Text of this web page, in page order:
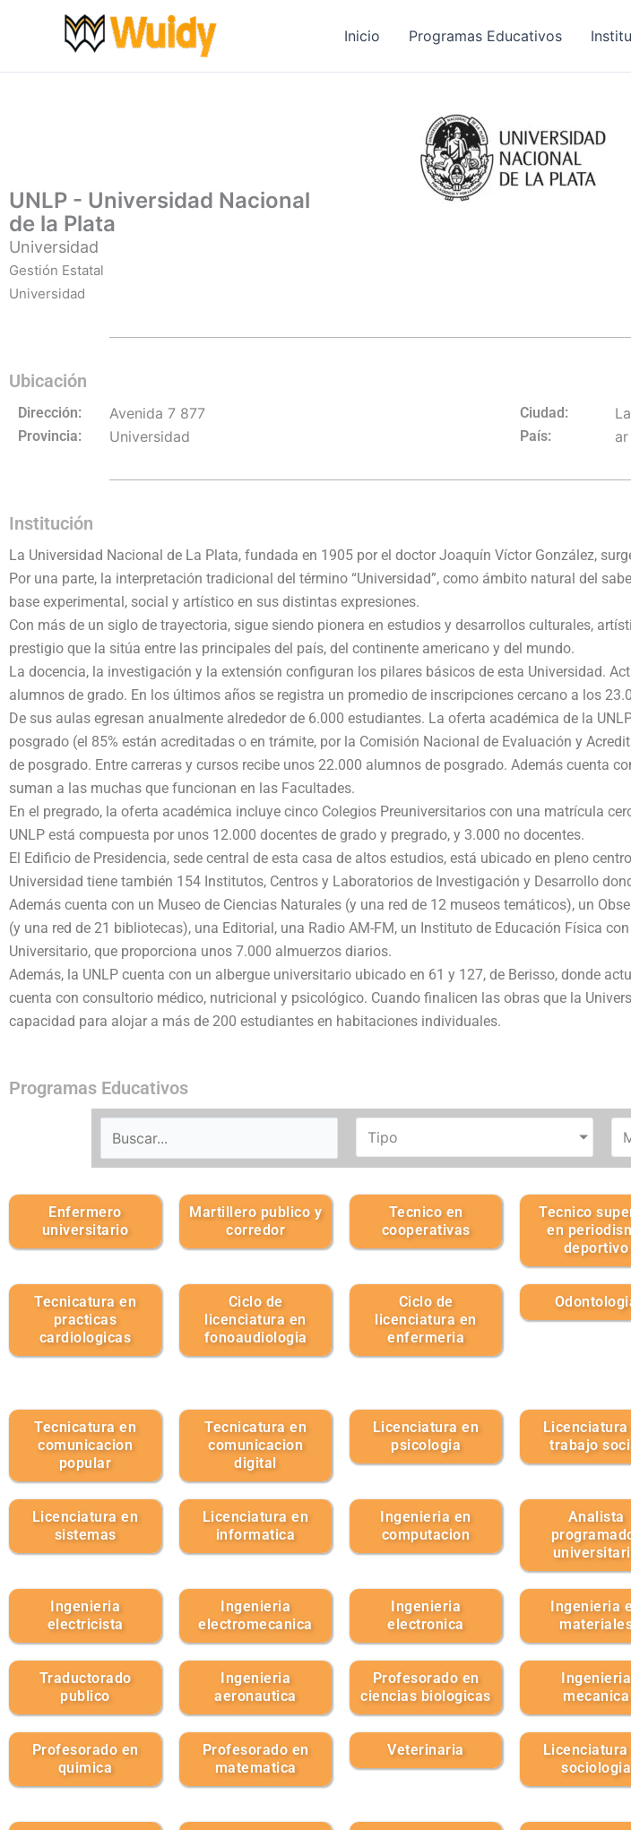
Inicio Programas Educativos
UNLP - Universidad Nacional
de la Plata
Universidad
Gestión Estatal
Universidad
Ubicación
Dirección: Avenida 7 877 Ciudad:
Provincia: Universidad País: ar
Institución
La Universidad Nacional de La Plata, fundada en 1905 por el doctor Joaquín Víctor González,
Por una parte, la interpretación tradicional del término “Universidad”, como ámbito natural del
base experimental, social y artístico en sus distintas expresiones.
Con más de un siglo de trayectoria, sigue siendo pionera en estudios y desarrollos culturales,
prestigio que la sitúa entre las principales del país, del continente americano y del mundo.
La docencia, la investigación y la extensión configuran los pilares básicos de esta Universidad.
alumnos de grado. En los últimos años se registra un promedio de inscripciones cercano a los
De sus aulas egresan anualmente alrededor de 6.000 estudiantes. La oferta académica de la
posgrado (el 85% están acreditadas o en trámite, por la Comisión Nacional de Evaluación y
de posgrado. Entre carreras y cursos recibe unos 22.000 alumnos de posgrado. Además cuenta
suman a las muchas que funcionan en las Facultades.
En el pregrado, la oferta académica incluye cinco Colegios Preuniversitarios con una matrícula
UNLP está compuesta por unos 12.000 docentes de grado y pregrado, y 3.000 no docentes.
El Edificio de Presidencia, sede central de esta casa de altos estudios, está ubicado en pleno
Universidad tiene también 154 Institutos, Centros y Laboratorios de Investigación y Desarrollo
Además cuenta con un Museo de Ciencias Naturales (y una red de 12 museos temáticos), un
(y una red de 21 bibliotecas), una Editorial, una Radio AM-FM, un Instituto de Educación Física
Universitario, que proporciona unos 7.000 almuerzos diarios.
Además, la UNLP cuenta con un albergue universitario ubicado en 61 y 127, de Berisso, donde
cuenta con consultorio médico, nutricional y psicológico. Cuando finalicen las obras que la
capacidad para alojar a más de 200 estudiantes en habitaciones individuales.
Programas Educativos
Tipo
Enfermero
universitario
Martillero publico y
corredor
Tecnico en
cooperativas
Tecnico
en
deportivo
Tecnicatura en
practicas
cardiologicas
Ciclo de
licenciatura en
fonoaudiologia
Ciclo de
licenciatura en
enfermeria
Tecnicatura en
comunicacion
popular
Tecnicatura en
comunicacion
digital
Licenciatura en
psicologia
Licenciatura
trabajo
Licenciatura en
sistemas
Licenciatura en
informatica
Ingenieria en
computacion
Analista
Ingenieria
electricista
Ingenieria
electromecanica
Ingenieria
electronica
Ingenieria
Traductorado
publico
Ingenieria
aeronautica
Profesorado en
ciencias biologicas
Ingenieria
mecanica
Profesorado en
quimica
Profesorado en
matematica
Veterinaria
Licenciatura
sociologia